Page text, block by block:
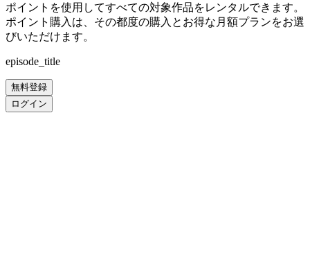
ポイントを使用してすべての対象作品をレンタルできます。
ポイント購入は、その都度の購入とお得な月額プランをお選
びいただけます。
episode_title
無料登録
ログイン